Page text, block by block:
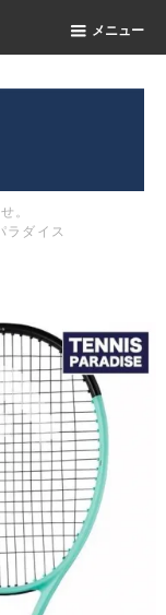
メニュー
。
ラダイス